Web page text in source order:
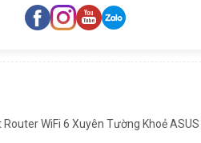
WiFi 6 Xuyên Tường Khoẻ